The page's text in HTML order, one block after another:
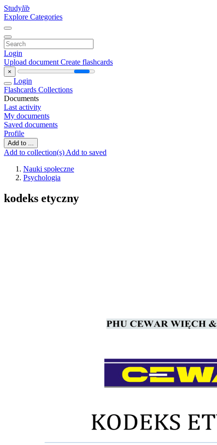
Studylib
Explore Categories
Login
Upload document Create flashcards
×
Login
Flashcards Collections
Documents
Last activity
My documents
Saved documents
Profile
Add to ...
Add to collection(s) Add to saved
Nauki społeczne
Psychologia
kodeks etyczny